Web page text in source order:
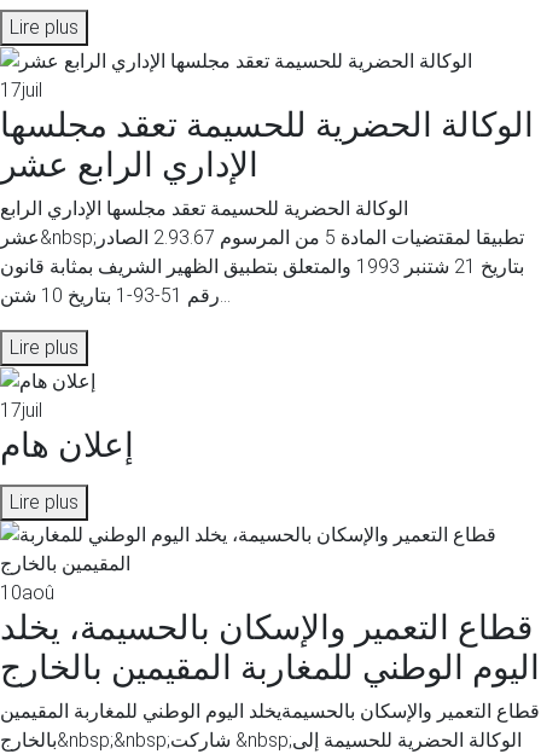
Lire plus
17juil
الوكالة الحضرية للحسيمة تعقد مجلسها
الإداري الرابع عشر
الوكالة الحضرية للحسيمة تعقد مجلسها الإداري الرابع
عشر&nbsp;تطبيقا لمقتضيات المادة 5 من المرسوم 2.93.67 الصادر
بتاريخ 21 شتنبر 1993 والمتعلق بتطبيق الظهير الشريف بمثابة قانون
رقم 51-93-1 بتاريخ 10 شتن...
Lire plus
17juil
إعلان هام
Lire plus
10aoû
قطاع التعمير والإسكان بالحسيمة، يخلد
اليوم الوطني للمغاربة المقيمين بالخارج
قطاع التعمير والإسكان بالحسيمةيخلد اليوم الوطني للمغاربة المقيمين
بالخارج&nbsp;&nbsp;شاركت &nbsp;الوكالة الحضرية للحسيمة إلى